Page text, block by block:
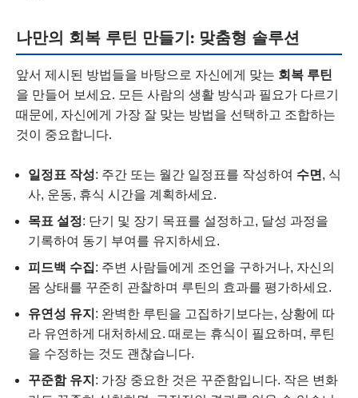
나만의 회복 루틴 만들기: 맞춤형 솔루션
앞서 제시된 방법들을 바탕으로 자신에게 맞는 회복 루틴
을 만들어 보세요. 모든 사람의 생활 방식과 필요가 다르기
때문에, 자신에게 가장 잘 맞는 방법을 선택하고 조합하는
것이 중요합니다.
일정표 작성: 주간 또는 월간 일정표를 작성하여 수면 , 식
사, 운동, 휴식 시간을 계획하세요.
목표 설정: 단기 및 장기 목표를 설정하고, 달성 과정을
기록하여 동기 부여를 유지하세요.
피드백 수집: 주변 사람들에게 조언을 구하거나, 자신의
몸 상태를 꾸준히 관찰하며 루틴의 효과를 평가하세요.
유연성 유지 : 완벽한 루틴을 고집하기보다는, 상황에 따
라 유연하게 대처하세요. 때로는 휴식이 필요하며, 루틴
을 수정하는 것도 괜찮습니다.
꾸준함 유지 : 가장 중요한 것은 꾸준함입니다. 작은 변화